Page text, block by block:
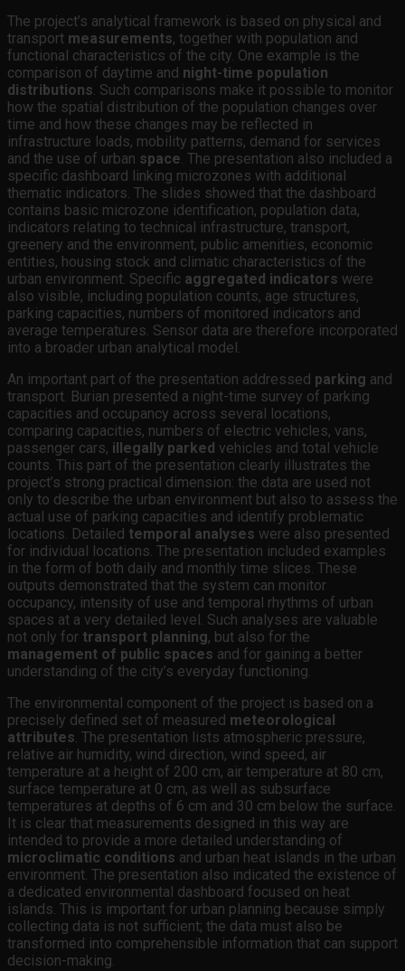
The project’s analytical framework is based on physical and
transport measurements, together with population and
functional characteristics of the city. One example is the
comparison of daytime and night-time population
distributions. Such comparisons make it possible to monitor
how the spatial distribution of the population changes over
time and how these changes may be reflected in
infrastructure loads, mobility patterns, demand for services
and the use of urban space. The presentation also included a
specific dashboard linking microzones with additional
thematic indicators. The slides showed that the dashboard
contains basic microzone identification, population data,
indicators relating to technical infrastructure, transport,
greenery and the environment, public amenities, economic
entities, housing stock and climatic characteristics of the
urban environment. Specific aggregated indicators were
also visible, including population counts, age structures,
parking capacities, numbers of monitored indicators and
average temperatures. Sensor data are therefore incorporated
into a broader urban analytical model.
An important part of the presentation addressed parking and
transport. Burian presented a night-time survey of parking
capacities and occupancy across several locations,
comparing capacities, numbers of electric vehicles, vans,
passenger cars, illegally parked vehicles and total vehicle
counts. This part of the presentation clearly illustrates the
project’s strong practical dimension: the data are used not
only to describe the urban environment but also to assess the
actual use of parking capacities and identify problematic
locations. Detailed temporal analyses were also presented
for individual locations. The presentation included examples
in the form of both daily and monthly time slices. These
outputs demonstrated that the system can monitor
occupancy, intensity of use and temporal rhythms of urban
spaces at a very detailed level. Such analyses are valuable
not only for transport planning, but also for the
management of public spaces and for gaining a better
understanding of the city’s everyday functioning.
The environmental component of the project is based on a
precisely defined set of measured meteorological
attributes. The presentation lists atmospheric pressure,
relative air humidity, wind direction, wind speed, air
temperature at a height of 200 cm, air temperature at 80 cm,
surface temperature at 0 cm, as well as subsurface
temperatures at depths of 6 cm and 30 cm below the surface.
It is clear that measurements designed in this way are
intended to provide a more detailed understanding of
microclimatic conditions and urban heat islands in the urban
environment. The presentation also indicated the existence of
a dedicated environmental dashboard focused on heat
islands. This is important for urban planning because simply
collecting data is not sufficient; the data must also be
transformed into comprehensible information that can support
decision-making.